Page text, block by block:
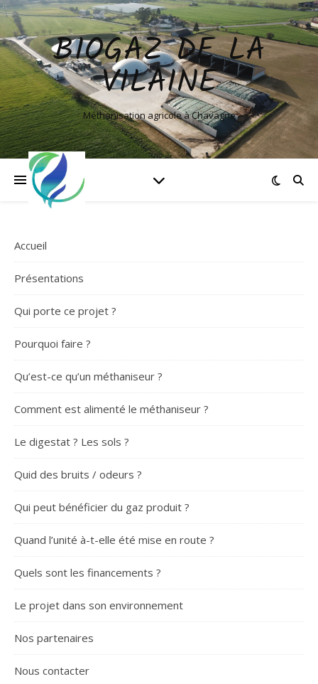
BIOGAZ DE LA
VILAINE
Méthanisation agricole à Chavagne
Accueil
Présentations
Qui porte ce projet ?
Pourquoi faire ?
Qu’est-ce qu’un méthaniseur ?
Comment est alimenté le méthaniseur ?
Le digestat ? Les sols ?
Quid des bruits / odeurs ?
Qui peut bénéficier du gaz produit ?
Quand l’unité à-t-elle été mise en route ?
Quels sont les financements ?
Le projet dans son environnement
Nos partenaires
Nous contacter